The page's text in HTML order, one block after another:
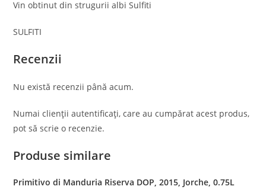
Vin obtinut din strugurii albi Sulfiti
SULFITI
Recenzii
Nu există recenzii până acum.
Numai clienții autentificați, care au cumpărat acest produs,
pot să scrie o recenzie.
Produse similare
Primitivo di Manduria Riserva DOP, 2015, Jorche, 0.75L